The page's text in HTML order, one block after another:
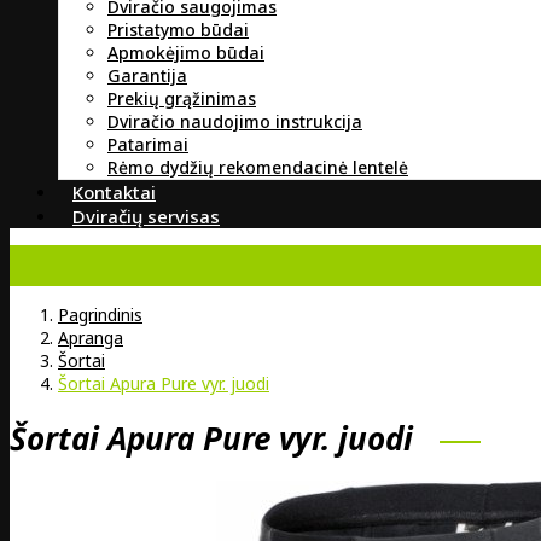
Dviračio saugojimas
Pristatymo būdai
Apmokėjimo būdai
Garantija
Prekių grąžinimas
Dviračio naudojimo instrukcija
Patarimai
Rėmo dydžių rekomendacinė lentelė
Kontaktai
Dviračių servisas
Pagrindinis
Apranga
Šortai
Šortai Apura Pure vyr. juodi
Šortai Apura Pure vyr. juodi